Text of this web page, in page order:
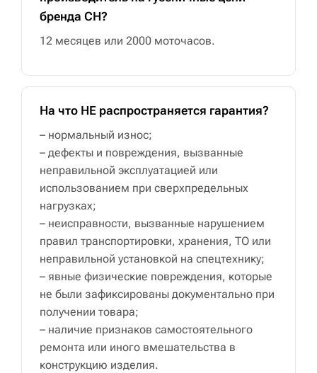
бренда CH?
12 месяцев или 2000 моточасов.
На что НЕ распространяется гарантия?
– нормальный износ;
– дефекты и повреждения, вызванные
неправильной эксплуатацией или
использованием при сверхпредельных
нагрузках;
– неисправности, вызванные нарушением
правил транспортировки, хранения, ТО или
неправильной установкой на спецтехнику;
– явные физические повреждения, которые
не были зафиксированы документально при
получении товара;
– наличие признаков самостоятельного
ремонта или иного вмешательства в
конструкцию изделия.